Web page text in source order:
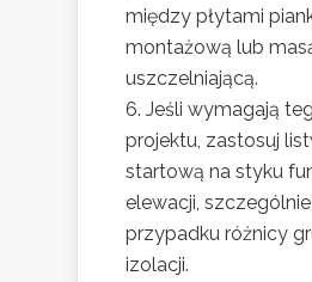
między płytami
montażową lub
uszczelniającą.
Jeśli wymagają
projektu, zastosuj
startową na styku
elewacji,
przypadku różnicy
izolacji.